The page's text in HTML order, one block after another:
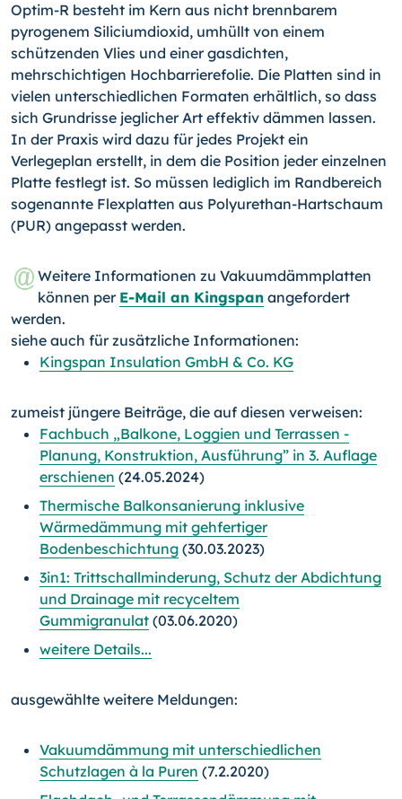
Optim-R besteht im Kern aus nicht brennbarem
pyrogenem Siliciumdioxid, umhüllt von einem
schützenden Vlies und einer gasdichten,
mehrschichtigen Hochbarrierefolie. Die Platten sind in
vielen unterschiedlichen Formaten erhältlich, so dass
sich Grundrisse jeglicher Art effektiv dämmen lassen.
In der Praxis wird dazu für jedes Projekt ein
Verlegeplan erstellt, in dem die Position jeder einzelnen
Platte festlegt ist. So müssen lediglich im Randbereich
sogenannte Flexplatten aus Polyurethan-Hartschaum
(PUR) angepasst werden.
Weitere Informationen zu Vakuumdämmplatten
können per E-Mail an Kingspan angefordert
werden.
siehe auch für zusätzliche Informationen:
Kingspan Insulation GmbH & Co. KG
zumeist jüngere Beiträge, die auf diesen verweisen:
Fachbuch „Balkone, Loggien und Terrassen -
Planung, Konstruktion, Ausführung” in 3. Auflage
erschienen (24.05.2024)
Thermische Balkonsanierung inklusive
Wärmedämmung mit gehfertiger
Bodenbeschichtung (30.03.2023)
3in1: Trittschallminderung, Schutz der Abdichtung
und Drainage mit recyceltem
Gummigranulat (03.06.2020)
weitere Details...
ausgewählte weitere Meldungen:
Vakuumdämmung mit unterschiedlichen
Schutzlagen à la Puren (7.2.2020)